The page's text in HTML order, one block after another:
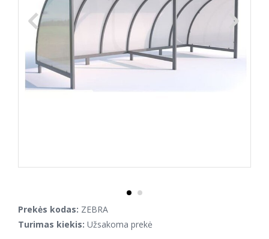
Prekės kodas: ZEBRA
Turimas kiekis: Užsakoma prekė